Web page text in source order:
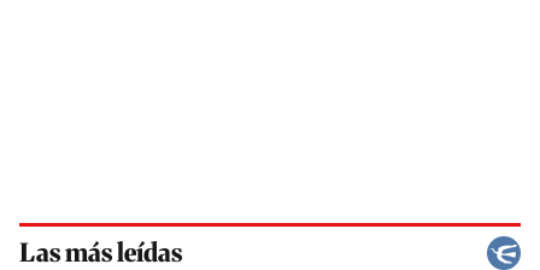
Las más leídas